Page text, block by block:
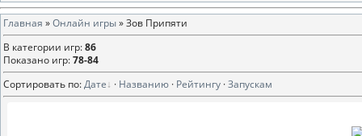
Главная »Онлайн игры» Зов Припяти
В категории игр:86
Показано игр:78-84
Сортировать по:Дате · Названию · Рейтингу ·Запускам